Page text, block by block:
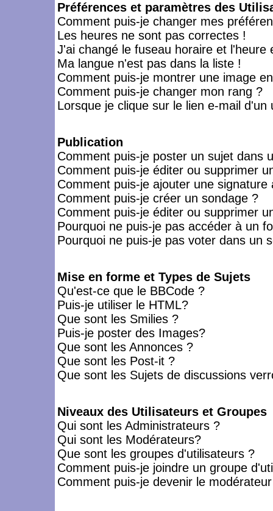
Préférences et paramètres des
Comment puis-je changer mes
Les heures ne sont pas correctes !
J'ai changé le fuseau horaire et l'heure
Ma langue n'est pas dans la liste !
Comment puis-je montrer une image
Comment puis-je changer mon rang ?
Lorsque je clique sur le lien e-mail
Publication
Comment puis-je poster un sujet dans
Comment puis-je éditer ou supprimer
Comment puis-je ajouter une signature
Comment puis-je créer un sondage ?
Comment puis-je éditer ou supprimer
Pourquoi ne puis-je pas accéder à un
Pourquoi ne puis-je pas voter dans un
Mise en forme et Types de Sujets
Qu'est-ce que le BBCode ?
Puis-je utiliser le HTML?
Que sont les Smilies ?
Puis-je poster des Images?
Que sont les Annonces ?
Que sont les Post-it ?
Que sont les Sujets de discussions
Niveaux des Utilisateurs et Groupes
Qui sont les Administrateurs ?
Qui sont les Modérateurs?
Que sont les groupes d'utilisateurs ?
Comment puis-je joindre un groupe
Comment puis-je devenir le